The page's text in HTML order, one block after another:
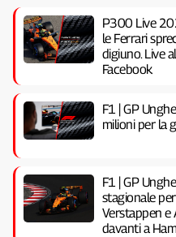
P300 Live
le Ferrari
digiuno. Live
Facebook
F1 | GP
milioni per la
F1 | GP
stagionale
Verstappen e
davanti a